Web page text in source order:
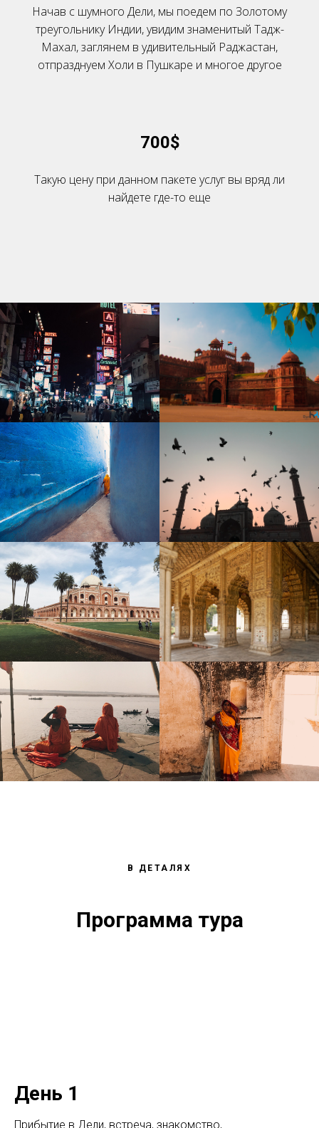
Начав с шумного Дели, мы поедем по Золотому
треугольнику Индии, увидим знаменитый Тадж-
Махал, заглянем в удивительный Раджастан,
отпразднуем Холи в Пушкаре и многое другое
700$
Такую цену при данном пакете услуг вы вряд ли
найдете где-то еще
В ДЕТАЛЯХ
Программа тура
День 1
Прибытие в Дели, встреча, знакомство,